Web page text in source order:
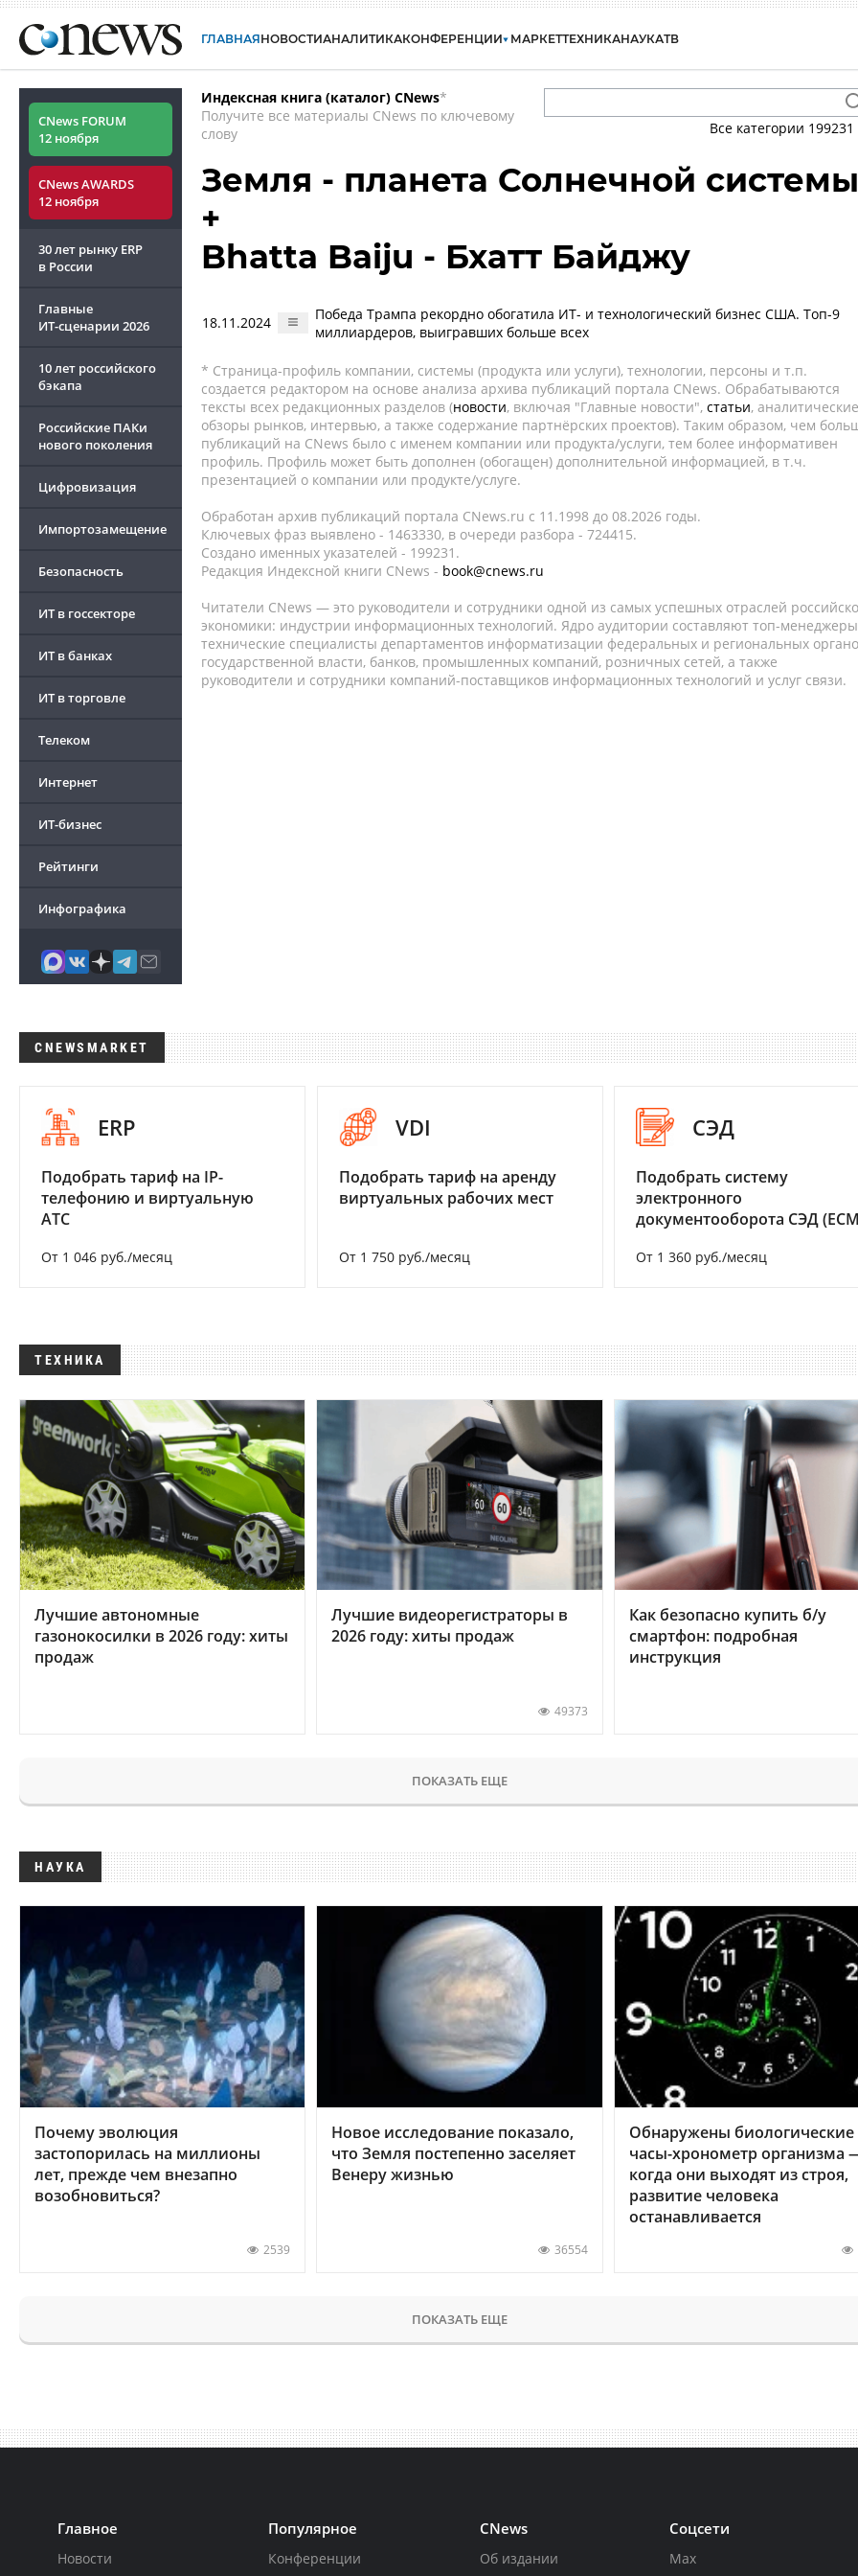
ГЛАВНАЯНОВОСТИАНАЛИТИКАКОНФЕРЕНЦИИ МАРКЕТТЕХНИКАНАУКАТВ
CNews FORUM
12 ноября
CNews AWARDS
12 ноября
30 лет рынку ERP
в России
Главные
ИТ-сценарии 2026
10 лет российского
бэкапа
Российские ПАКи
нового поколения
Цифровизация
Импортозамещение
Безопасность
ИТ в госсекторе
ИТ в банках
ИТ в торговле
Телеком
Интернет
ИТ-бизнес
Рейтинги
Инфографика
Индексная книга (каталог) CNews*
Получите все материалы CNews по ключевому
слову
Все категории 199231
Земля - планета Солнечной системы
+
Bhatta Baiju - Бхатт Байджу
18.11.2024
Победа Трампа рекордно обогатила ИТ- и технологический бизнес США. Топ-9
миллиардеров, выигравших больше всех
* Страница-профиль компании, системы (продукта или услуги), технологии, персоны и т.п.
создается редактором на основе анализа архива публикаций портала CNews. Обрабатываются
тексты всех редакционных разделов (новости, включая "Главные новости", статьи, аналитические
обзоры рынков, интервью, а также содержание партнёрских проектов). Таким образом, чем
публикаций на CNews было с именем компании или продукта/услуги, тем более информативен
профиль. Профиль может быть дополнен (обогащен) дополнительной информацией, в т.ч.
презентацией о компании или продукте/услуге.
Обработан архив публикаций портала CNews.ru c 11.1998 до 08.2026 годы.
Ключевых фраз выявлено - 1463330, в очереди разбора - 724415.
Создано именных указателей - 199231.
Редакция Индексной книги CNews - book@cnews.ru
Читатели CNews — это руководители и сотрудники одной из самых успешных отраслей
экономики: индустрии информационных технологий. Ядро аудитории составляют топ-
технические специалисты департаментов информатизации федеральных и региональных
государственной власти, банков, промышленных компаний, розничных сетей, а также
руководители и сотрудники компаний-поставщиков информационных технологий и услуг связи.
CNEWSMARKET
ERP
Подобрать тариф на IP-
телефонию и виртуальную
АТС
От 1 046 руб./месяц
VDI
Подобрать тариф на аренду
виртуальных рабочих мест
От 1 750 руб./месяц
СЭД
Подобрать систему
электронного
документооборота СЭД
От 1 360 руб./месяц
ТЕХНИКА
Лучшие автономные
газонокосилки в 2026 году: хиты
продаж
Лучшие видеорегистраторы в
2026 году: хиты продаж
49373
Как безопасно купить б/у
смартфон: подробная
инструкция
ПОКАЗАТЬ ЕЩЕ
НАУКА
Почему эволюция
застопорилась на миллионы
лет, прежде чем внезапно
возобновиться?
2539
Новое исследование показало,
что Земля постепенно заселяет
Венеру жизнью
36554
Обнаружены биологические
часы-хронометр организма
когда они выходят из строя,
развитие человека
останавливается
ПОКАЗАТЬ ЕЩЕ
Главное
Новости
Популярное
Конференции
CNews
Об издании
Соцсети
Max